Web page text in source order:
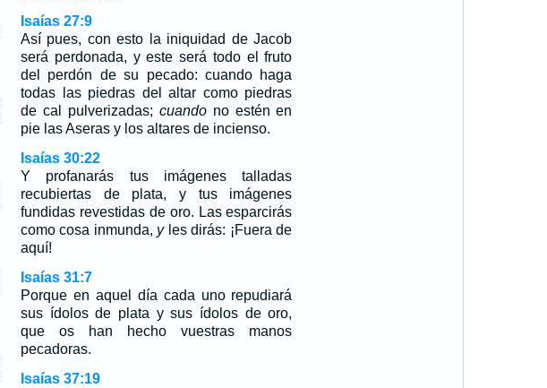
Isaías 27:9
Así pues, con esto la iniquidad de Jacob
será perdonada, y este será todo el fruto
del perdón de su pecado: cuando haga
todas las piedras del altar como piedras
de cal pulverizadas; cuandono estén en
pie las Aseras y los altares de incienso.
Isaías 30:22
Y profanarás tus imágenes talladas
recubiertas de plata, y tus imágenes
fundidas revestidas de oro. Las esparcirás
como cosa inmunda, yles dirás: ¡Fuera de
aquí!
Isaías 31:7
Porque en aquel día cada uno repudiará
sus ídolos de plata y sus ídolos de oro,
que os han hecho vuestras manos
pecadoras.
Isaías 37:19